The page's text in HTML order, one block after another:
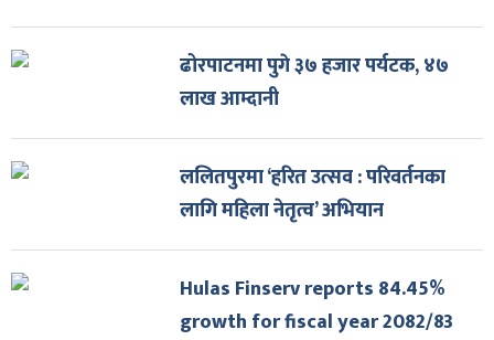
ढोरपाटनमा पुगे ३७ हजार पर्यटक, ४७
लाख आम्दानी
ललितपुरमा ‘हरित उत्सव : परिवर्तनका
लागि महिला नेतृत्व’ अभियान
Hulas Finserv reports 84.45%
growth for fiscal year 2082/83